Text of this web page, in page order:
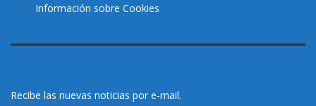
Información sobre Cookies
Recibe las nuevas noticias por e-mail.